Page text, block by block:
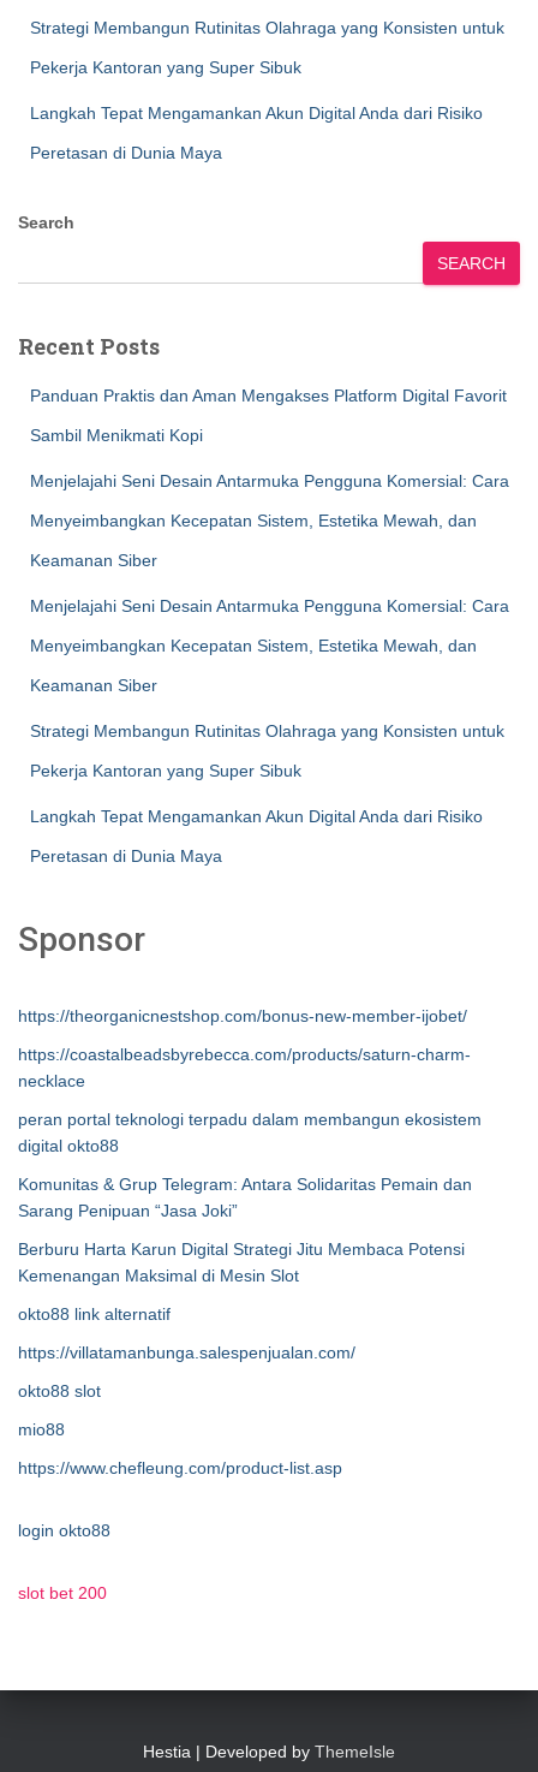
Strategi Membangun Rutinitas Olahraga yang Konsisten untuk
Pekerja Kantoran yang Super Sibuk
Langkah Tepat Mengamankan Akun Digital Anda dari Risiko
Peretasan di Dunia Maya
Search
SEARCH
Recent Posts
Panduan Praktis dan Aman Mengakses Platform Digital Favorit
Sambil Menikmati Kopi
Menjelajahi Seni Desain Antarmuka Pengguna Komersial: Cara
Menyeimbangkan Kecepatan Sistem, Estetika Mewah, dan
Keamanan Siber
Menjelajahi Seni Desain Antarmuka Pengguna Komersial: Cara
Menyeimbangkan Kecepatan Sistem, Estetika Mewah, dan
Keamanan Siber
Strategi Membangun Rutinitas Olahraga yang Konsisten untuk
Pekerja Kantoran yang Super Sibuk
Langkah Tepat Mengamankan Akun Digital Anda dari Risiko
Peretasan di Dunia Maya
Sponsor
https://theorganicnestshop.com/bonus-new-member-ijobet/
https://coastalbeadsbyrebecca.com/products/saturn-charm-
necklace
peran portal teknologi terpadu dalam membangun ekosistem
digital okto88
Komunitas & Grup Telegram: Antara Solidaritas Pemain dan
Sarang Penipuan “Jasa Joki”
Berburu Harta Karun Digital Strategi Jitu Membaca Potensi
Kemenangan Maksimal di Mesin Slot
okto88 link alternatif
https://villatamanbunga.salespenjualan.com/
okto88 slot
mio88
https://www.chefleung.com/product-list.asp
login okto88
slot bet 200
Hestia | Developed by ThemeIsle